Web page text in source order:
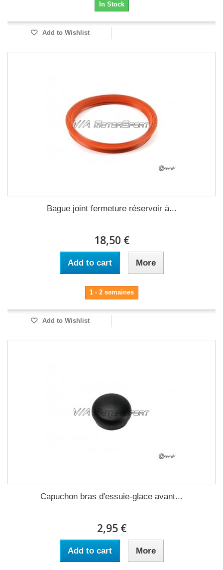
In Stock
Add to Wishlist
Bague joint fermeture réservoir à...
18,50 €
Add to cart More
1 - 2 semaines
Add to Wishlist
Capuchon bras d'essuie-glace avant...
2,95 €
Add to cart More